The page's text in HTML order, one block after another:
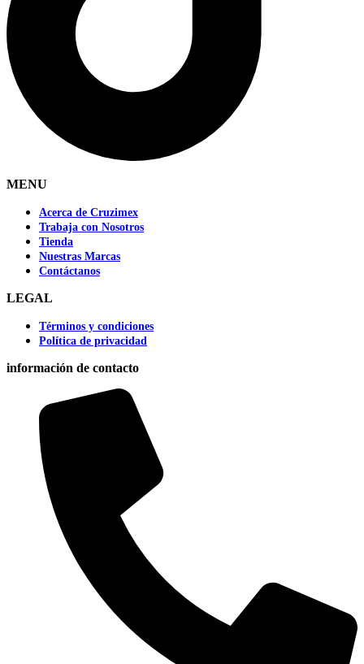
MENU
Acerca de Cruzimex
Trabaja con Nosotros
Tienda
Nuestras Marcas
Contáctanos
LEGAL
Términos y condiciones
Política de privacidad
información de contacto